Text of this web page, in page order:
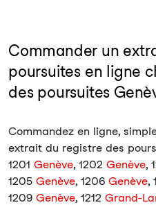
Commander un
poursuites en ligne
des poursuites
Commandez en ligne,
extrait du registre des
1201 Genève, 1202 Genève,
1205 Genève, 1206 Genève,
1209 Genève, 1212 Grand-